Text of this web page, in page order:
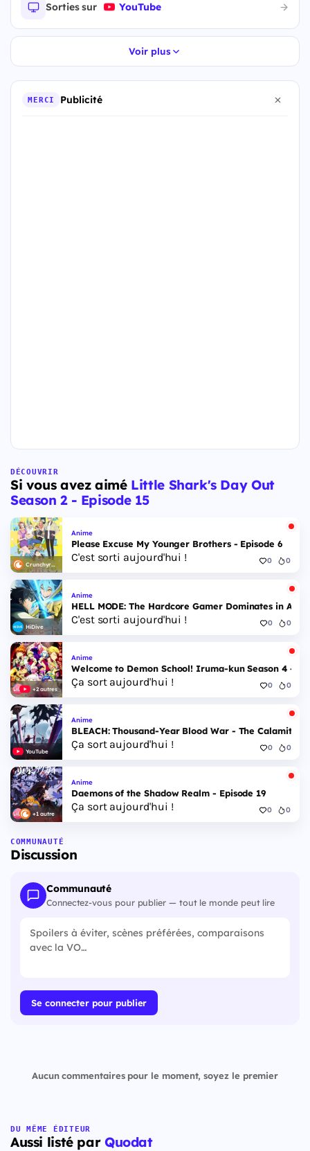
Sorties sur YouTube
Voir plus
MERCI Publicité
DÉCOUVRIR
Si vous avez aimé Little Shark's Day Out
Season 2 - Episode 15
Crunchyroll
Anime
Please Excuse My Younger Brothers - Episode 6
C'est sorti aujourd'hui ! 0 0
HiDive
Anime
HELL MODE: The Hardcore Gamer Dominates in
C'est sorti aujourd'hui ! 0 0
+2 autres
Anime
Welcome to Demon School! Iruma-kun Season 4 -
Ça sort aujourd'hui ! 0 0
YouTube
Anime
BLEACH: Thousand-Year Blood War - The Calamity -
Ça sort aujourd'hui ! 0 0
+1 autre
Anime
Daemons of the Shadow Realm - Episode 19
Ça sort aujourd'hui ! 0 0
COMMUNAUTÉ
Discussion
Communauté
Connectez-vous pour publier — tout le monde peut lire
Se connecter pour publier
Aucun commentaires pour le moment, soyez le premier
DU MÊME ÉDITEUR
Aussi listé par Quodat